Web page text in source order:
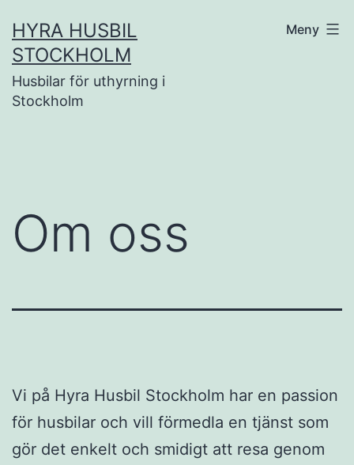
till
innehåll
HYRA HUSBIL
STOCKHOLM
Husbilar för uthyrning i
Stockholm
Meny
Om oss
Vi på Hyra Husbil Stockholm har en passion
för husbilar och vill förmedla en tjänst som
gör det enkelt och smidigt att resa genom